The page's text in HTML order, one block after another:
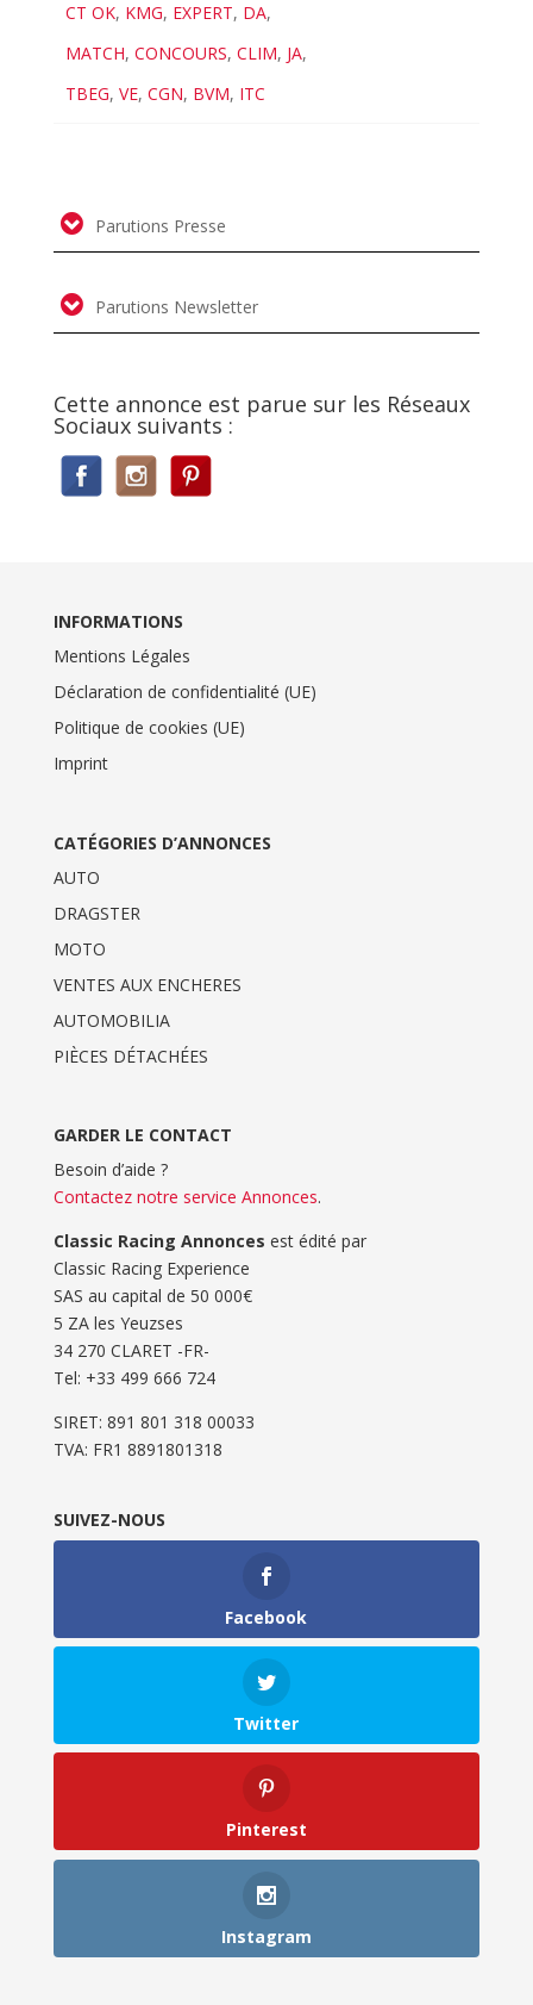
CT OK, KMG, EXPERT, DA,
MATCH,CONCOURS,CLIM, JA,
TBEG,VE,CGN, BVM, ITC
Parutions Presse
Parutions Newsletter
Cette annonce est parue sur les Réseaux
Sociaux suivants :
INFORMATIONS
Mentions Légales
Déclaration de confidentialité (UE)
Politique de cookies (UE)
Imprint
CATÉGORIES D’ANNONCES
AUTO
DRAGSTER
MOTO
VENTES AUX ENCHERES
AUTOMOBILIA
PIÈCES DÉTACHÉES
GARDER LE CONTACT
Besoin d’aide ?
Contactez notre service Annonces.
Classic Racing Annonces est édité par
Classic Racing Experience
SAS au capital de 50 000€
5 ZA les Yeuzses
34 270 CLARET -FR-
Tel: ‭+33 499 666 724‬
SIRET: 891 801 318 00033
TVA: FR1 8891801318
SUIVEZ-NOUS
Facebook
Twitter
Pinterest
Instagram